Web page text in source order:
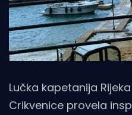
Lučka kapetanija
Crikvenice provela